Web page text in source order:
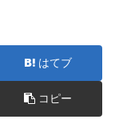
はてブ
コピー